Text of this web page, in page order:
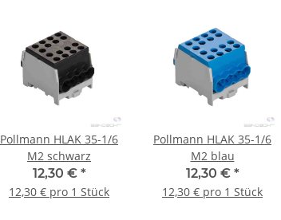
Pollmann HLAK 35-1/6
M2 schwarz
12,30 € *
12,30 € pro 1 Stück
Pollmann HLAK 35-1/6
M2 blau
12,30 € *
12,30 € pro 1 Stück